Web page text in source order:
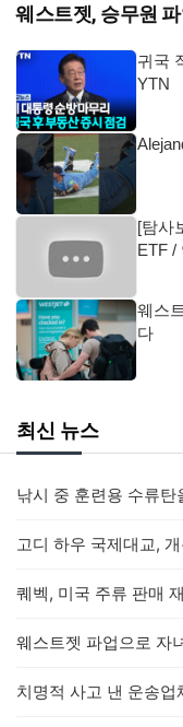
웨스트젯, 승무원
귀국
YTN
[탐사
ETF /
웨스
다
최신 뉴스
낚시 중 훈련용 수류탄
퀘벡, 미국 주류 판매
치명적 사고 낸 운송